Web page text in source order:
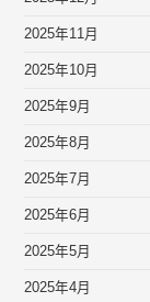
2025年11月
2025年10月
2025年9月
2025年8月
2025年7月
2025年6月
2025年5月
2025年4月